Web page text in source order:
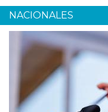
NACIONALES